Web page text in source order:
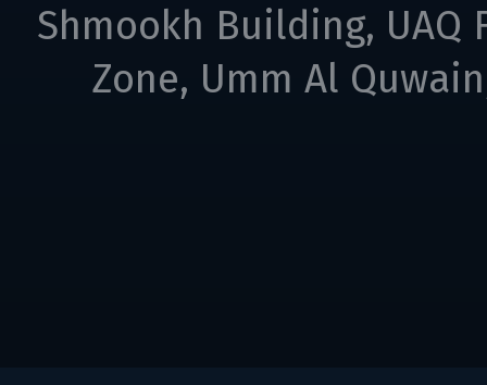
Shmookh Building, UAQ
Zone, Umm Al